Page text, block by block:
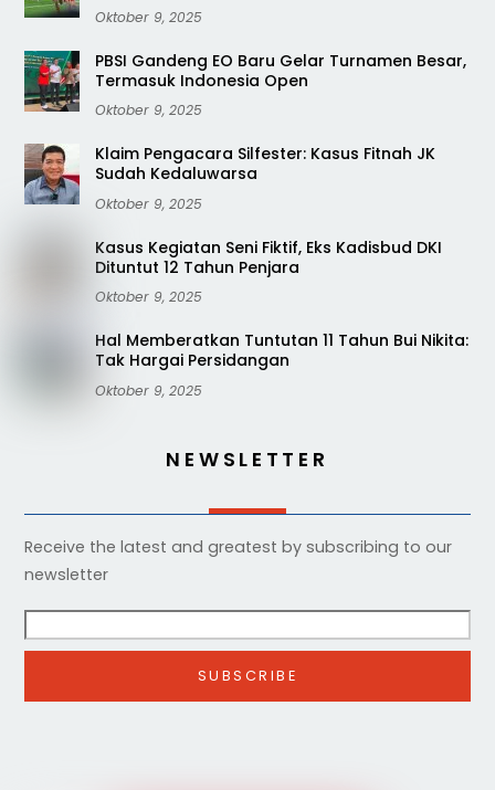
Oktober 9, 2025
PBSI Gandeng EO Baru Gelar Turnamen Besar,
Termasuk Indonesia Open
Oktober 9, 2025
Klaim Pengacara Silfester: Kasus Fitnah JK
Sudah Kedaluwarsa
Oktober 9, 2025
Kasus Kegiatan Seni Fiktif, Eks Kadisbud DKI
Dituntut 12 Tahun Penjara
Oktober 9, 2025
Hal Memberatkan Tuntutan 11 Tahun Bui Nikita:
Tak Hargai Persidangan
Oktober 9, 2025
NEWSLETTER
Receive the latest and greatest by subscribing to our
newsletter